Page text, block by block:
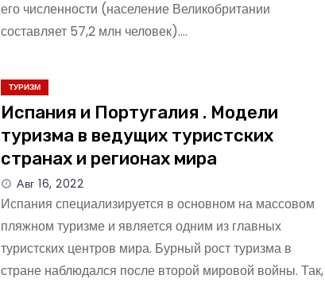
его численности (население Великобритании
составляет 57,2 млн человек).…
ТУРИЗМ
Испания и Португалия . Модели
туризма в ведущих туристских
странах и регионах мира
Авг 16, 2022
Испания специализируется в основном на массовом
пляжном туризме и является одним из главных
туристских центров мира. Бурный рост туризма в
стране наблюдался после второй мировой войны. Так,